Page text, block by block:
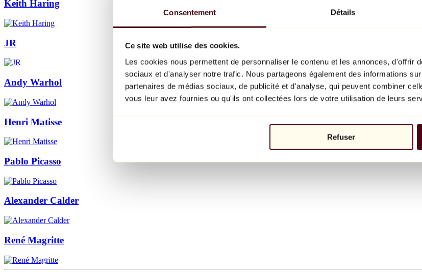
Consentement Détails
Ce site web utilise des cookies.
Les cookies nous permettent de personnaliser le contenu et les annonces, d'offrir
sociaux et d'analyser notre trafic. Nous partageons également des informations
partenaires de médias sociaux, de publicité et d'analyse, qui peuvent combiner
vous leur avez fournies ou qu'ils ont collectées lors de votre utilisation de leurs
Refuser
Keith Haring
JR
Andy Warhol
Henri Matisse
Pablo Picasso
Alexander Calder
René Magritte